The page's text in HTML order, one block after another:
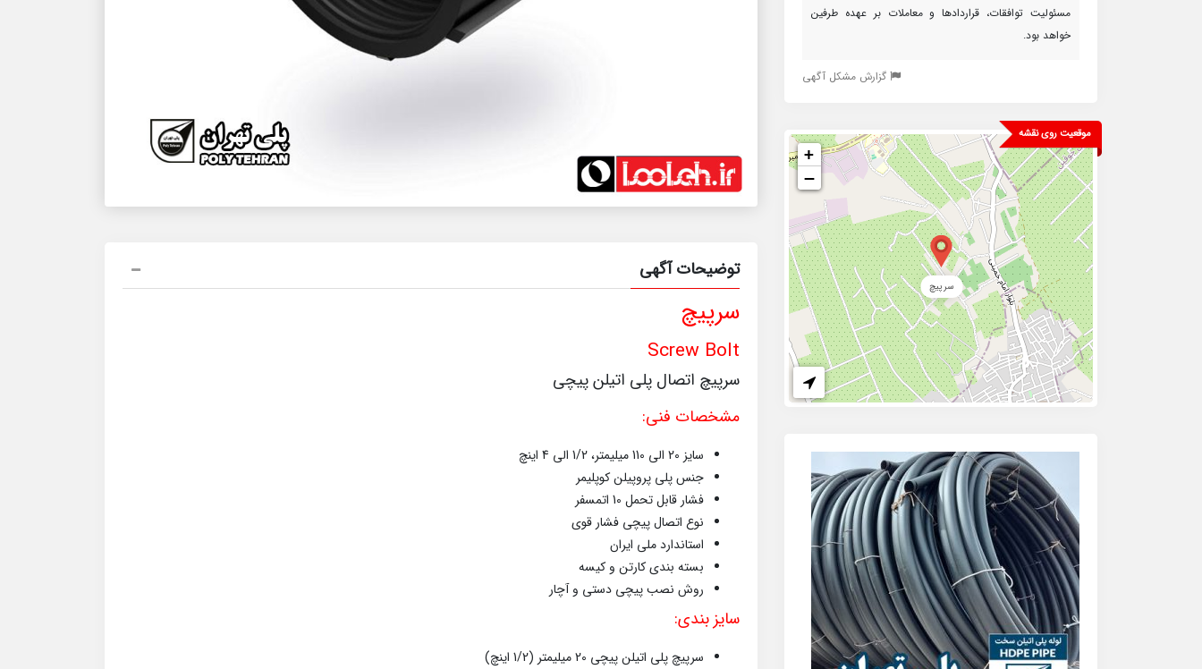
مسئولیت توافقات، قراردادها و معاملات بر عهده طرفین
خواهد بود.
گزارش مشکل آگهی
موقعیت روی نقشه
سرپیچ
+
−
توضیحات آگهی
سرپیچ
Screw Bolt
سرپیچ اتصال پلی اتیلن پیچی
مشخصات فنی:
سایز 20 الی 110 میلیمتر، 1/2 الی 4 اینچ
جنس پلی پروپیلن کوپلیمر
فشار قابل تحمل 10 اتمسفر
نوع اتصال پیچی فشار قوی
استاندارد ملی ایران
بسته بندی کارتن و کیسه
روش نصب پیچی دستی و آچار
سایز بندی:
سرپیچ پلی اتیلن پیچی 20 میلیمتر (1/2 اینچ)